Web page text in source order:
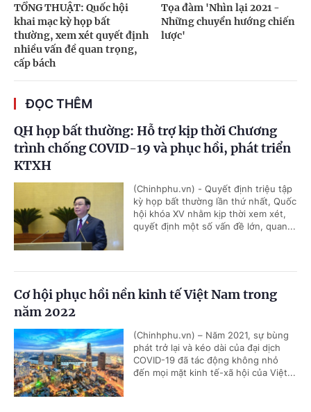
TỔNG THUẬT: Quốc hội
khai mạc kỳ họp bất
thường, xem xét quyết định
nhiều vấn đề quan trọng,
cấp bách
Tọa đàm 'Nhìn lại 2021 -
Những chuyển hướng chiến
lược'
ĐỌC THÊM
QH họp bất thường: Hỗ trợ kịp thời Chương
trình chống COVID-19 và phục hồi, phát triển
KTXH
(Chinhphu.vn) - Quyết định triệu tập
kỳ họp bất thường lần thứ nhất, Quốc
hội khóa XV nhằm kịp thời xem xét,
quyết định một số vấn đề lớn, quan...
Cơ hội phục hồi nền kinh tế Việt Nam trong
năm 2022
(Chinhphu.vn) – Năm 2021, sự bùng
phát trở lại và kéo dài của đại dịch
COVID-19 đã tác động không nhỏ
đến mọi mặt kinh tế-xã hội của Việt...